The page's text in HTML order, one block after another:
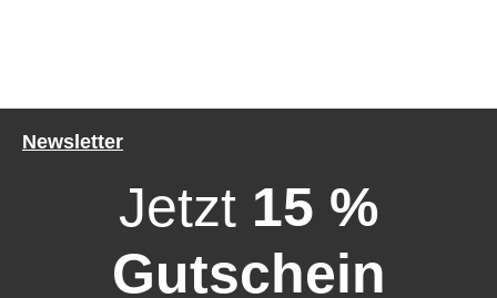
Newsletter
Jetzt 15 %
Gutschein